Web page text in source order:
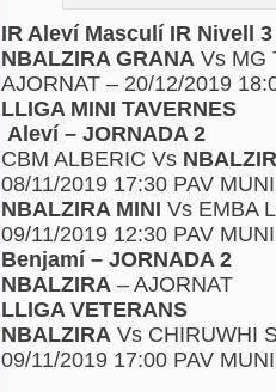
IR Aleví Masculí IR Nivell
NBALZIRA GRANA Vs MG
AJORNAT – 20/12/2019
LLIGA MINI TAVERNES
Aleví – JORNADA 2
CBM ALBERIC Vs
08/11/2019 17:30 PAV
NBALZIRA MINI Vs EMBA
09/11/2019 12:30 PAV
Benjamí – JORNADA 2
NBALZIRA – AJORNAT
LLIGA VETERANS
NBALZIRA Vs CHIRUWHI
09/11/2019 17:00 PAV